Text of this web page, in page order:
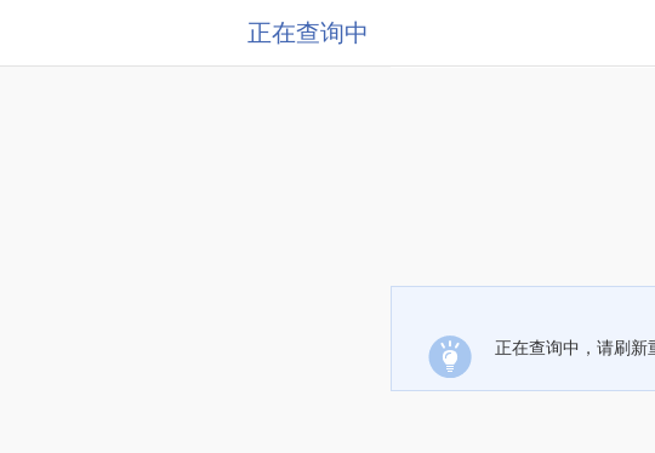
正在查询中
正在查询中，请刷新